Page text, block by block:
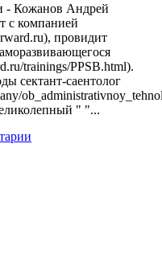
- Кожанов Андрей
с компанией
провидит
trainings/PPSB.html).
сектант-саентолог
" "...